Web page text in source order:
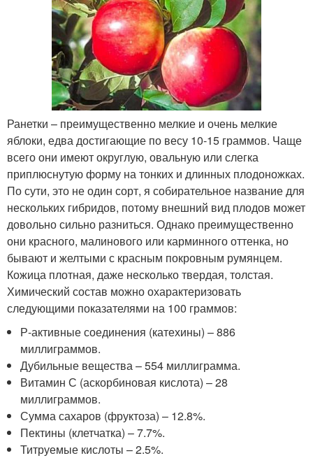
Ранетки – преимущественно мелкие и очень мелкие
яблоки, едва достигающие по весу 10-15 граммов. Чаще
всего они имеют округлую, овальную или слегка
приплюснутую форму на тонких и длинных плодоножках.
По сути, это не один сорт, я собирательное название для
нескольких гибридов, потому внешний вид плодов может
довольно сильно разниться. Однако преимущественно
они красного, малинового или карминного оттенка, но
бывают и желтыми с красным покровным румянцем.
Кожица плотная, даже несколько твердая, толстая.
Химический состав можно охарактеризовать
следующими показателями на 100 граммов:
Р-активные соединения (катехины) – 886
миллиграммов.
Дубильные вещества – 554 миллиграмма.
Витамин С (аскорбиновая кислота) – 28
миллиграммов.
Сумма сахаров (фруктоза) – 12.8%.
Пектины (клетчатка) – 7.7%.
Титруемые кислоты – 2.5%.